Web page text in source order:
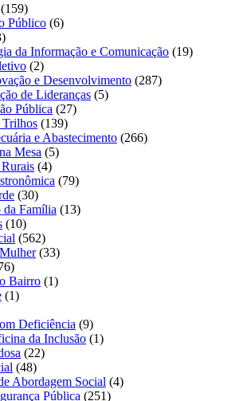
(159)
Público (6)
da Informação e Comunicação (19)
(2)
e Desenvolvimento (287)
de Lideranças (5)
Pública (27)
Trilhos (139)
e Abastecimento (266)
Mesa (5)
(4)
(79)
(30)
da Família (13)
(10)
(562)
(33)
Bairro (1)
(1)
Deficiência (9)
da Inclusão (1)
(22)
(48)
Abordagem Social (4)
Pública (251)